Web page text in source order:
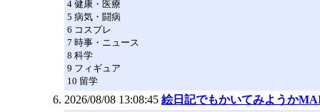
4 健康・医療
5 病気・闘病
6 コスプレ
7 時事・ニュース
8 科学
9 フィギュア
10 留学
2026/08/08 13:08:45 絵日記でもかいてみようか